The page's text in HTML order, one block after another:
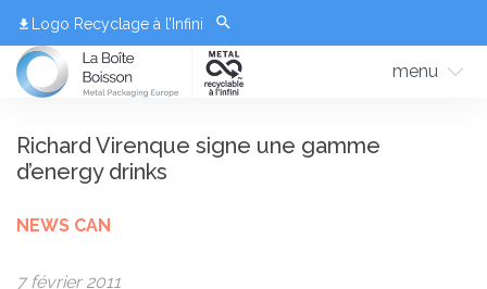
Logo Recyclage à l’Infini
menu
Richard Virenque signe une gamme
d’energy drinks
NEWS CAN
7 février 2011